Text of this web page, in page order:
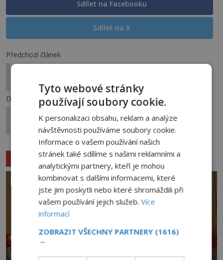
Sdílet na Facebooku
Sdílet na X
Předchozí článek
šelma?
Další článek
Agresivní duchové prý vyhnali policisty ze
stanice!
Související články
Tyto webové stránky
používají soubory cookie.
K personalizaci obsahu, reklam a analýze
návštěvnosti používáme soubory cookie.
Informace o vašem používání našich
stránek také sdílíme s našimi reklamními a
analytickými partnery, kteří je mohou
kombinovat s dalšími informacemi, které
jste jim poskytli nebo které shromáždili při
vašem používání jejich služeb.Více
informací
ZOBRAZIT VŠECHNY PARTNERY (1616)
→